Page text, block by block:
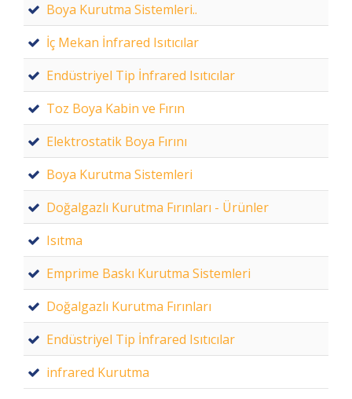
Boya Kurutma Sistemleri..
İç Mekan İnfrared Isıtıcılar
Endüstriyel Tip İnfrared Isıtıcılar
Toz Boya Kabin ve Fırın
Elektrostatik Boya Fırını
Boya Kurutma Sistemleri
Doğalgazlı Kurutma Fırınları - Ürünler
Isıtma
Emprime Baskı Kurutma Sistemleri
Doğalgazlı Kurutma Fırınları
Endüstriyel Tip İnfrared Isıtıcılar
infrared Kurutma